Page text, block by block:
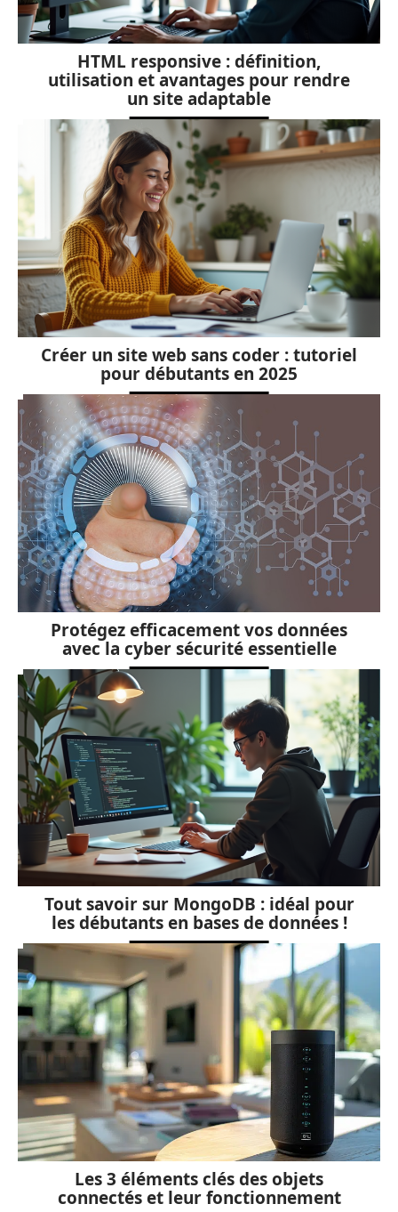
HTML responsive : définition,
utilisation et avantages pour rendre
un site adaptable
Créer un site web sans coder : tutoriel
pour débutants en 2025
Protégez efficacement vos données
avec la cyber sécurité essentielle
Tout savoir sur MongoDB : idéal pour
les débutants en bases de données !
Les 3 éléments clés des objets
connectés et leur fonctionnement